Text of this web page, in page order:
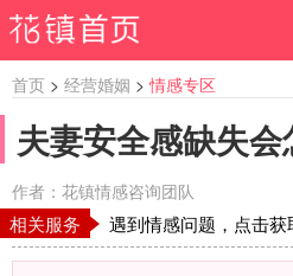
首页 > 经营婚姻 >情感专区
夫妻安全感缺失
作者：花镇情感咨询团队
相关服务 遇到情感问题，点击